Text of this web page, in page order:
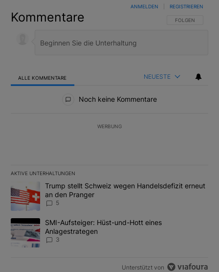
Kommentare FOLGE DIESER
FOLGEN
ANMELDEN REGISTRIEREN
ALLE KOMMENTARE NEUESTE
Noch keine Kommentare
WERBUNG
AKTIVE UNTERHALTUNGEN
Das Folgende ist eine Liste der am meisten kommentierten
Ein Trendartikel mit dem Titel "Trump stellt Schweiz wegen
Trump stellt Schweiz wegen Handelsdefizit erneut
an den Pranger
5
Ein Trendartikel mit dem Titel "SMI-Aufsteiger: Hüst-und-Hott
SMI-Aufsteiger: Hüst-und-Hott eines
Anlagestrategen
3
Unterstützt von